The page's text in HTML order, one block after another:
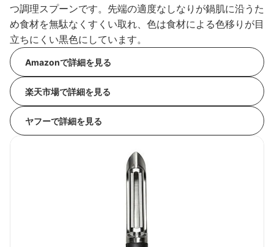
つ調理スプーンです。先端の適度なしなりが鍋肌に沿うた
め食材を無駄なくすくい取れ、色は食材による色移りが目
立ちにくい黒色にしています。
Amazonで詳細を見る
楽天市場で詳細を見る
ヤフーで詳細を見る